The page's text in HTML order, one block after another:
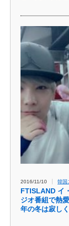
2016/11/10 韓国
FTISLAND イ
ジオ番組で熱
年の冬は寂し